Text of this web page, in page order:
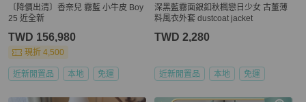
〔降價出清〕香奈兒 霧藍 小牛皮 Boy
25 近全新
TWD 156,980
現折 4,500
近新閒置品 本地 免運
深黑藍霧面銀釦秋楓戀日少女 古董薄
料風衣外套 dustcoat jacket
TWD 2,280
近新閒置品 本地 免運